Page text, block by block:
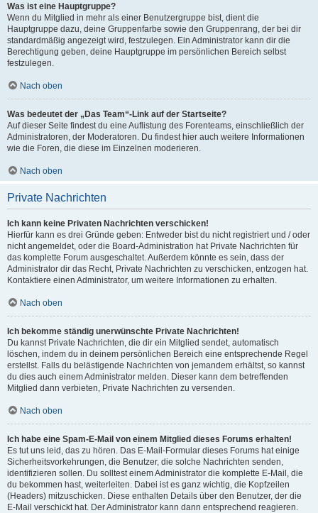
Was ist eine Hauptgruppe?
Wenn du Mitglied in mehr als einer Benutzergruppe bist, dient die
Hauptgruppe dazu, deine Gruppenfarbe sowie den Gruppenrang, der bei dir
standardmäßig angezeigt wird, festzulegen. Ein Administrator kann dir die
Berechtigung geben, deine Hauptgruppe im persönlichen Bereich selbst
festzulegen.
Nach oben
Was bedeutet der „Das Team“-Link auf der Startseite?
Auf dieser Seite findest du eine Auflistung des Forenteams, einschließlich der
Administratoren, der Moderatoren. Du findest hier auch weitere Informationen
wie die Foren, die diese im Einzelnen moderieren.
Nach oben
Private Nachrichten
Ich kann keine Privaten Nachrichten verschicken!
Hierfür kann es drei Gründe geben: Entweder bist du nicht registriert und / oder
nicht angemeldet, oder die Board-Administration hat Private Nachrichten für
das komplette Forum ausgeschaltet. Außerdem könnte es sein, dass der
Administrator dir das Recht, Private Nachrichten zu verschicken, entzogen hat.
Kontaktiere einen Administrator, um weitere Informationen zu erhalten.
Nach oben
Ich bekomme ständig unerwünschte Private Nachrichten!
Du kannst Private Nachrichten, die dir ein Mitglied sendet, automatisch
löschen, indem du in deinem persönlichen Bereich eine entsprechende Regel
erstellst. Falls du belästigende Nachrichten von jemandem erhältst, so kannst
du dies auch einem Administrator melden. Dieser kann dem betreffenden
Mitglied dann verbieten, Private Nachrichten zu versenden.
Nach oben
Ich habe eine Spam-E-Mail von einem Mitglied dieses Forums erhalten!
Es tut uns leid, das zu hören. Das E-Mail-Formular dieses Forums hat einige
Sicherheitsvorkehrungen, die Benutzer, die solche Nachrichten senden,
identifizieren sollen. Du solltest einem Administrator die komplette E-Mail, die
du bekommen hast, weiterleiten. Dabei ist es ganz wichtig, die Kopfzeilen
(Headers) mitzuschicken. Diese enthalten Details über den Benutzer, der die
E-Mail verschickt hat. Der Administrator kann dann entsprechend reagieren.